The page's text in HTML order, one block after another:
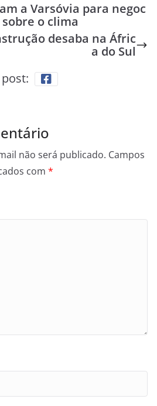
a Varsóvia para negoc
o clima
desaba na Áfric
a do Sul
não será publicado. Campos
com *